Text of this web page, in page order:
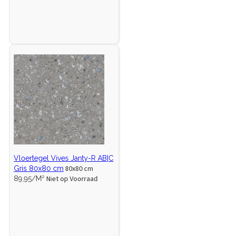
Vloertegel Vives Janty-R AB|C
Gris 80x80 cm 80x80 cm
89,95/M² Niet op Voorraad